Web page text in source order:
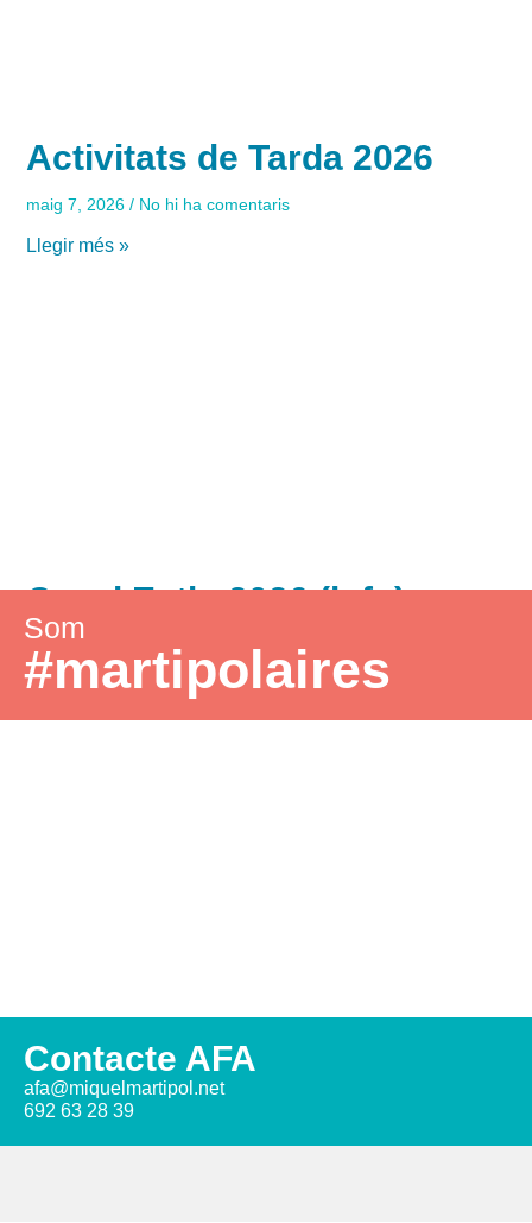
Activitats de Tarda 2026
maig 7, 2026 No hi ha comentaris
Llegir més »
Casal Estiu 2026 (info)
No hi ha comentaris
Llegir més »
Som
#martipolaires
Contacte AFA
afa@miquelmartipol.net
692 63 28 39